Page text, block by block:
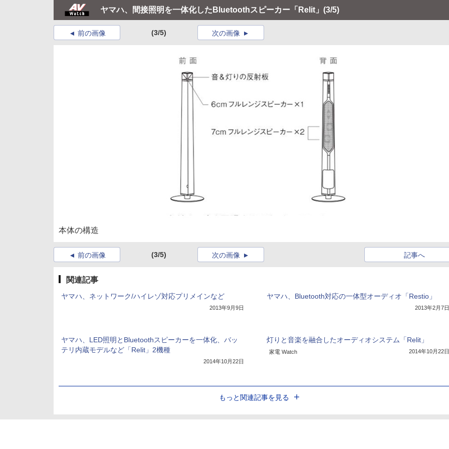
ヤマハ、間接照明を一体化したBluetoothスピーカー「Relit」 (3/5)
前の画像 (3/5) 次の画像
本体の構造
前の画像 (3/5) 記事へ
次の画像
関連記事
ヤマハ、ネットワーク/ハイレゾ対応プリメインなど
2013年9月9日
ヤマハ、Bluetooth対応の一体型オーディオ「Restio」
2013年2月7日
ヤマハ、LED照明とBluetoothスピーカーを一体化、バッ
テリ内蔵モデルなど「Relit」2機種
2014年10月22日
灯りと音楽を融合したオーディオシステム「Relit」
家電 Watch 2014年10月22日
もっと関連記事を見る